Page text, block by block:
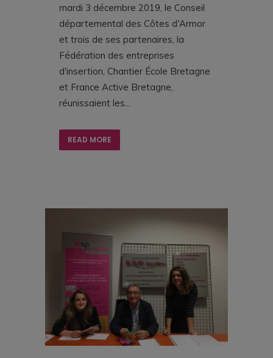
mardi 3 décembre 2019, le Conseil
départemental des Côtes d'Armor
et trois de ses partenaires, la
Fédération des entreprises
d'insertion, Chantier École Bretagne
et France Active Bretagne,
réunissaient les...
READ MORE